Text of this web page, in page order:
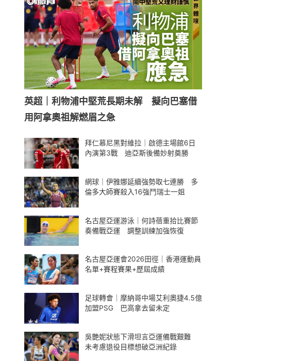
英超｜利物浦中堅荒長期未解 擬向巴塞借
用阿拿奧祖解燃眉之急
拜仁慕尼黑對維拉｜啟德主場館6日
內演第3戰 迪亞斯後備妙射奠勝
網球｜伊雅娜延續強勢取七連勝 多
倫多大師賽殺入16強鬥瑞士一姐
名古屋亞運游泳｜何詩蓓重拾比賽節
奏備戰亞運 調整訓練加強恢復
名古屋亞運會2026田徑｜香港運動員
名單+賽程賽果+歷屆成績
足球轉會｜摩納哥中場艾利奧捷4.5億
加盟PSG 巴高拿去留未定
吳艷妮狀態下滑坦言亞運備戰艱難
未考慮退役目標想破亞洲紀錄